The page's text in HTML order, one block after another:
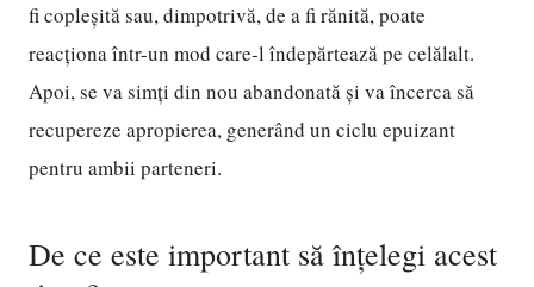
fi copleșită sau, dimpotrivă, de a fi rănită, poate
reacționa într-un mod care-l îndepărtează pe celălalt.
Apoi, se va simți din nou abandonată și va încerca să
recupereze apropierea, generând un ciclu epuizant
pentru ambii parteneri.
De ce este important să înțelegi acest